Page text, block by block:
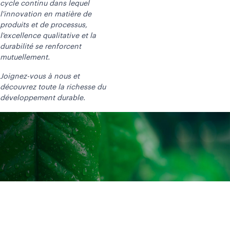
cycle continu dans lequel
l'innovation en matière de
produits et de processus,
l'excellence qualitative et la
durabilité se renforcent
mutuellement.
Joignez-vous à nous et
découvrez toute la richesse du
développement durable.